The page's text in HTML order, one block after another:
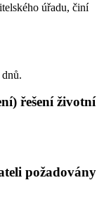
úřadu, činí
řešení životní
požadovány